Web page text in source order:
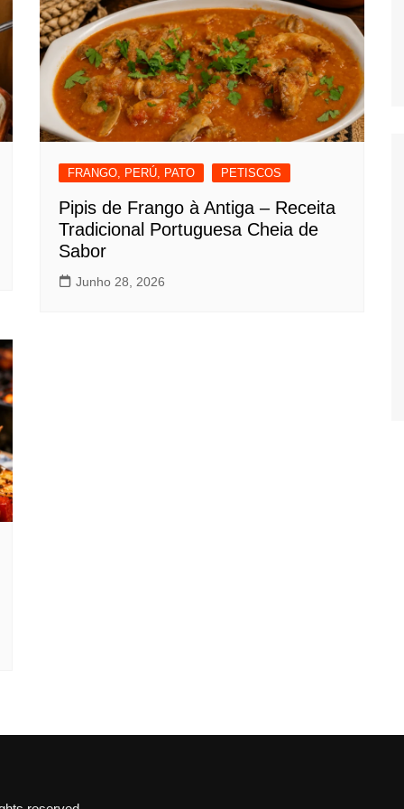
FRANGO, PERÚ, PATO PETISCOS
Pipis de Frango à Antiga – Receita
Tradicional Portuguesa Cheia de
Sabor
Junho 28, 2026